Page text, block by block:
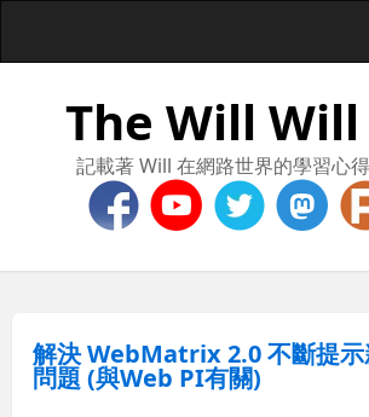
The Will Will
記載著 Will 在網路世界的學習心
解決 WebMatrix 2.0 不斷提示
問題 (與Web PI有關)